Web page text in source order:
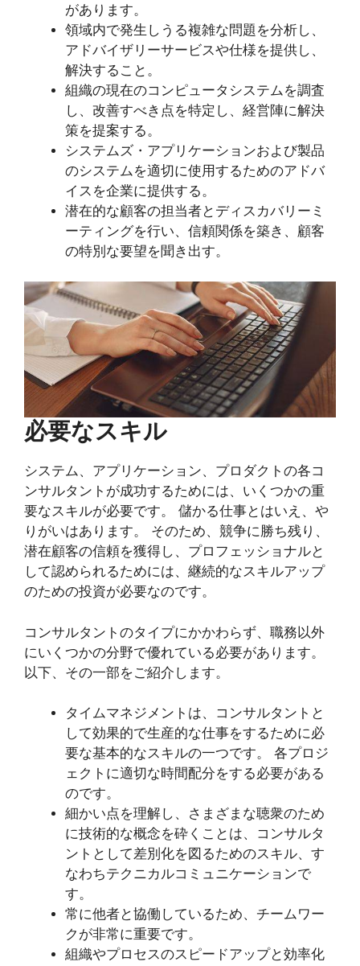
があります。
領域内で発生しうる複雑な問題を分析し、
アドバイザリーサービスや仕様を提供し、
解決すること。
組織の現在のコンピュータシステムを調査
し、改善すべき点を特定し、経営陣に解決
策を提案する。
システムズ・アプリケーションおよび製品
のシステムを適切に使用するためのアドバ
イスを企業に提供する。
潜在的な顧客の担当者とディスカバリーミ
ーティングを行い、信頼関係を築き、顧客
の特別な要望を聞き出す。
必要なスキル
システム、アプリケーション、プロダクトの各コ
ンサルタントが成功するためには、いくつかの重
要なスキルが必要です。 儲かる仕事とはいえ、や
りがいはあります。 そのため、競争に勝ち残り、
潜在顧客の信頼を獲得し、プロフェッショナルと
して認められるためには、継続的なスキルアップ
のための投資が必要なのです。
コンサルタントのタイプにかかわらず、職務以外
にいくつかの分野で優れている必要があります。
以下、その一部をご紹介します。
タイムマネジメントは、コンサルタントと
して効果的で生産的な仕事をするために必
要な基本的なスキルの一つです。 各プロジ
ェクトに適切な時間配分をする必要がある
のです。
細かい点を理解し、さまざまな聴衆のため
に技術的な概念を砕くことは、コンサルタ
ントとして差別化を図るためのスキル、す
なわちテクニカルコミュニケーションで
す。
常に他者と協働しているため、チームワー
クが非常に重要です。
組織やプロセスのスピードアップと効率化